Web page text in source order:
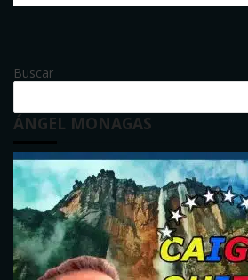
Buscar
ÁNGEL MONAGAS